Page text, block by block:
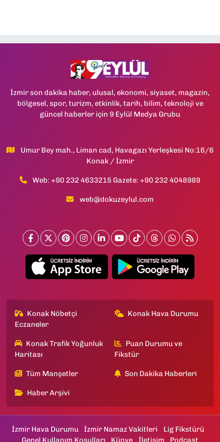
İzmir son dakika haber, ulusal, ekonomi, siyaset, magazin,
bölgesel, spor, turizm, etkinlik, tarih, bilim, teknoloji ve
güncel haberler için 9 Eylül Medya Grubu
Umur Bey mah., Liman cad, Havagazı Yerleşkesi No:16/6
Konak / İzmir
Web: +90 232 4633215 Gazete: +90 232 4048989
web@dokuzeylul.com
Konak Nöbetçi
Eczaneler
Konak Hava Durumu
Konak Trafik Yoğunluk
Haritası
Puan Durumu ve
Fikstür
Tüm Manşetler Son Dakika Haberleri
Haber Arşivi
İzmir Hava Durumu İzmir Namaz Vakitleri
Lig Fikstürü
Genel Kullanım Koşulları
Künye İletişim Podcast